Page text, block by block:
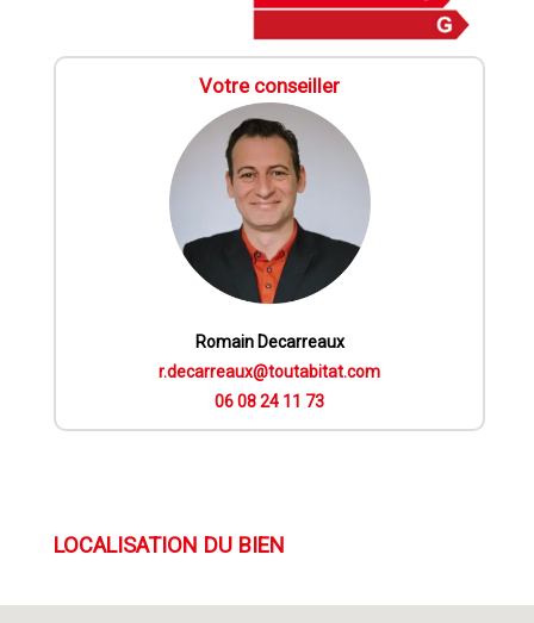
Votre conseiller
Romain Decarreaux
r.decarreaux@toutabitat.com
06 08 24 11 73
LOCALISATION DU BIEN